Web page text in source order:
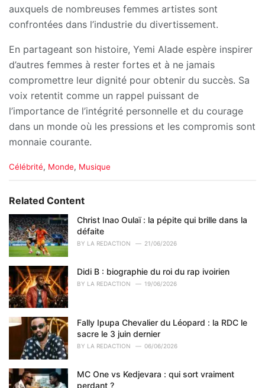
auxquels de nombreuses femmes artistes sont
confrontées dans l’industrie du divertissement.
En partageant son histoire, Yemi Alade espère inspirer
d’autres femmes à rester fortes et à ne jamais
compromettre leur dignité pour obtenir du succès. Sa
voix retentit comme un rappel puissant de
l’importance de l’intégrité personnelle et du courage
dans un monde où les pressions et les compromis sont
monnaie courante.
C
e
o
r
i
e
Célébrité, Monde, Musique
Related Content
Christ Inao Oulaï : la pépite qui brille dans la
défaite
BY LA REDACTION 21/06/2026
Didi B : biographie du roi du rap ivoirien
BY LA REDACTION 19/06/2026
Fally Ipupa Chevalier du Léopard : la RDC le
sacre le 3 juin dernier
BY LA REDACTION 06/06/2026
MC One vs Kedjevara : qui sort vraiment
perdant ?